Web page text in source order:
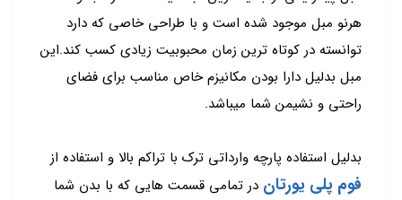
هرنو مبل موجود شده است و با طراحی خاصی که دارد
توانسته در کوتاه ترین زمان محبوبیت زیادی کسب کند.این
مبل بدلیل دارا بودن مکانیزم خاص مناسب برای فضای
راحتی و نشیمن شما میباشد.
بدلیل استفاده پارچه وارداتی ترک با تراکم بالا و استفاده از
فوم پلی یورتان در تمامی قسمت هایی که با بدن شما